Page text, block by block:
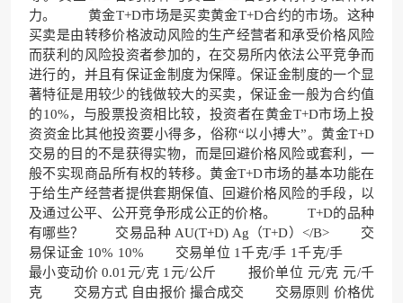
力。 黄金T+D市场是买卖黄金T+D合约的市场。这种
买卖是由转移价格波动风险的生产经营者和承受价格风险
而获利的风险投资者参加的，在交易所内依法公平竞争而
进行的，并且有保证金制度为保障。保证金制度的一个显
著特征是用较少的钱做较大的买卖，保证金一般为合约值
的10%，与股票投资相比较，投资者在黄金T+D市场上投
资资金比其他投资要小得多，俗称“以小搏大”。黄金T+D
交易的目的不是获得实物，而是回避价格风险或套利，一
般不实现商品所有权的转移。黄金T+D市场的基本功能在
于给生产经营者提供套期保值、回避价格风险的手段，以
及通过公平、公开竞争形成公正的价格。 T+D的品种
有哪些？ 交易品种 AU(T+D) Ag（T+D）</B> 交
易保证金 10% 10% 交易单位 1千克/手 1千克/手
最小变动价 0.01元/克 1元/公斤 报价单位 元/克 元/千
克 交易方式 自由报价 撮合成交 交易原则 价格优